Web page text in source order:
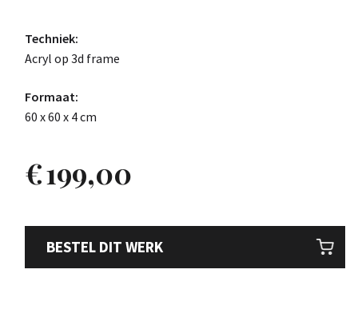
Techniek:
Acryl op 3d frame
Formaat:
60 x 60 x 4 cm
€199,00
BESTEL DIT WERK